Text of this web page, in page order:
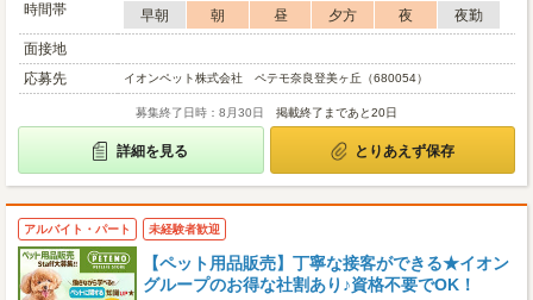
時間帯
早朝 朝 昼 夕方 夜
夜勤
面接地
応募先
イオンペット株式会社 ペテモ奈良登美ヶ丘（680054）
募集終了日時：8月30日 掲載終了まであと20日
詳細を見る とりあえず保存
アルバイト・パート 未経験者歓迎
【ペット用品販売】丁寧な接客ができる★イオン
グループのお得な社割あり♪資格不要でOK！